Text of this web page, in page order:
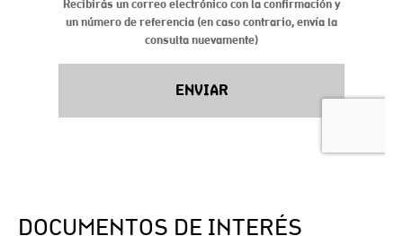
DOCUMENTOS DE INTERÉS